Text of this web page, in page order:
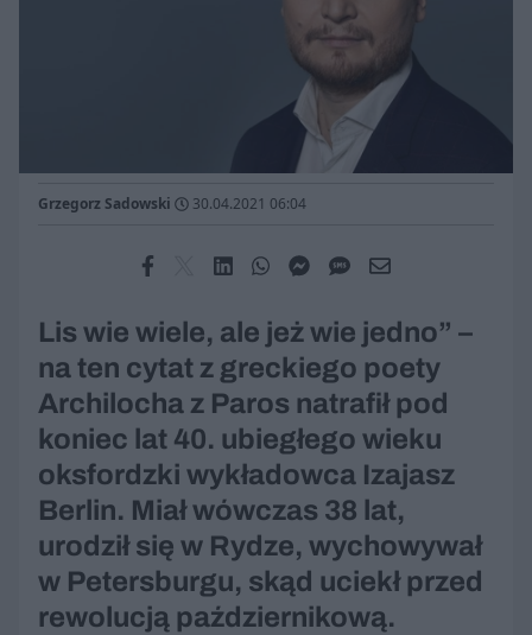
Grzegorz Sadowski 30.04.2021 06:04
Lis wie wiele, ale jeż wie jedno” –
na ten cytat z greckiego poety
Archilocha z Paros natrafił pod
koniec lat 40. ubiegłego wieku
oksfordzki wykładowca Izajasz
Berlin. Miał wówczas 38 lat,
urodził się w Rydze, wychowywał
w Petersburgu, skąd uciekł przed
rewolucją październikową.